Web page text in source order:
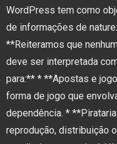
WordPress tem como
de informações de
**Reiteramos que
deve ser interpretada
para:** * **Apostas e
forma de jogo que
dependência. *
reprodução, distribuição